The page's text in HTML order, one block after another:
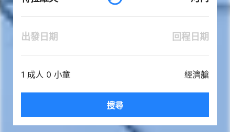
出發日期 回程日期
1 成人 0 小童 經濟艙
搜尋